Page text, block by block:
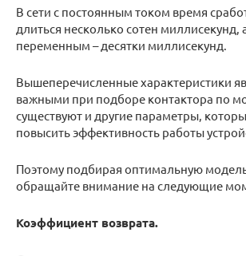
В сети с постоянным током время
длиться несколько сотен миллисекунд,
переменным – десятки миллисекунд.
Вышеперечисленные характеристики
важными при подборе контактора по
существуют и другие параметры,
повысить эффективность работы
Поэтому подбирая оптимальную
обращайте внимание на следующие
Коэффициент возврата.